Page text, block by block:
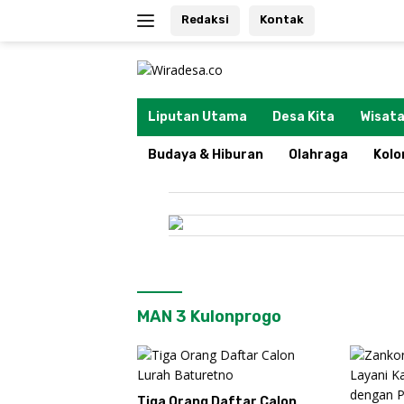
Redaksi Kontak
Liputan Utama Desa Kita
Budaya & Hiburan Olahraga
MAN 3 Kulonprogo